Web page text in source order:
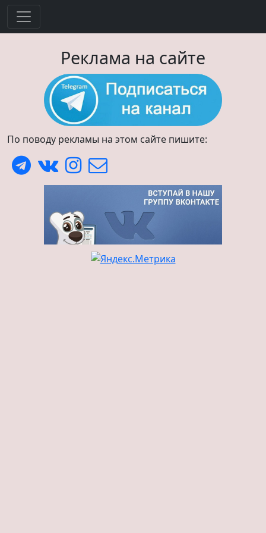
Реклама на сайте
По поводу рекламы на этом сайте пишите: